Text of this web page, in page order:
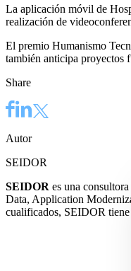
La aplicación móvil de
realización de
El premio Humanismo
también anticipa proyectos
Share
Autor
SEIDOR
SEIDOR es una
Data, Application
cualificados, SEIDOR